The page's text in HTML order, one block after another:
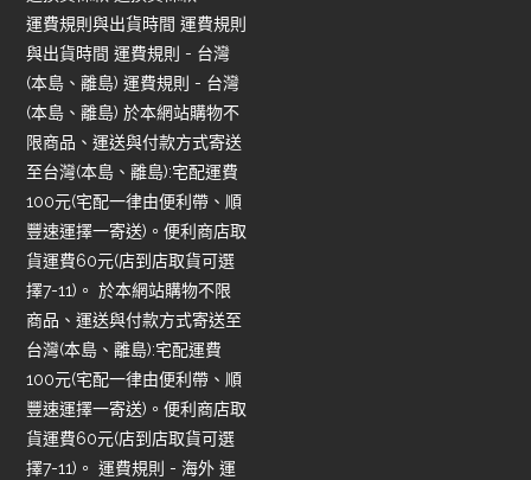
運費規則與出貨時間 運費規則
與出貨時間 運費規則 - 台灣
(本島、離島) 運費規則 - 台灣
(本島、離島) 於本網站購物不
限商品、運送與付款方式寄送
至台灣(本島、離島):宅配運費
100元(宅配一律由便利帶、順
豐速運擇一寄送)。便利商店取
貨運費60元(店到店取貨可選
擇7-11)。 於本網站購物不限
商品、運送與付款方式寄送至
台灣(本島、離島):宅配運費
100元(宅配一律由便利帶、順
豐速運擇一寄送)。便利商店取
貨運費60元(店到店取貨可選
擇7-11)。 運費規則 - 海外 運